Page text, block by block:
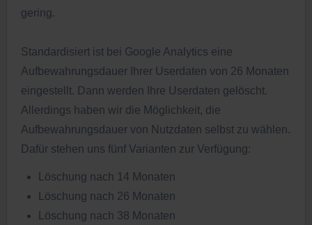
gering.
Standardisiert ist bei Google Analytics eine
Aufbewahrungsdauer Ihrer Userdaten von 26 Monaten
eingestellt. Dann werden Ihre Userdaten gelöscht.
Allerdings haben wir die Möglichkeit, die
Aufbewahrungsdauer von Nutzdaten selbst zu wählen.
Dafür stehen uns fünf Varianten zur Verfügung:
Löschung nach 14 Monaten
Löschung nach 26 Monaten
Löschung nach 38 Monaten